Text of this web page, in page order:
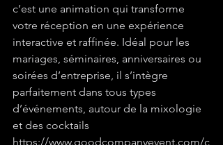
c’est une animation qui transforme
votre réception en une expérience
interactive et raffinée. Idéal pour les
mariages, séminaires, anniversaires ou
soirées d’entreprise, il s’intègre
parfaitement dans tous types
d’événements, autour de la mixologie
et des cocktails
https://www.goodcompanyevent.com/c